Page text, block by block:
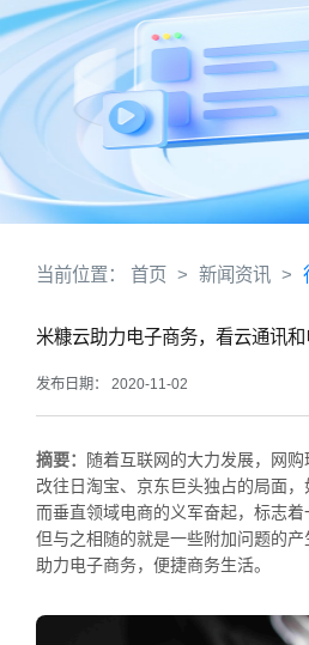
当前位置： 首页 > 新闻资讯 >
米糠云助力电子商务，看云通讯
发布日期： 2020-11-02
摘要：
随着互联网的大力发展，网
改往日淘宝、京东巨头独占的局面，
而垂直领域电商的义军奋起，标志着
但与之相随的就是一些附加问题的
助力电子商务，便捷商务生活。